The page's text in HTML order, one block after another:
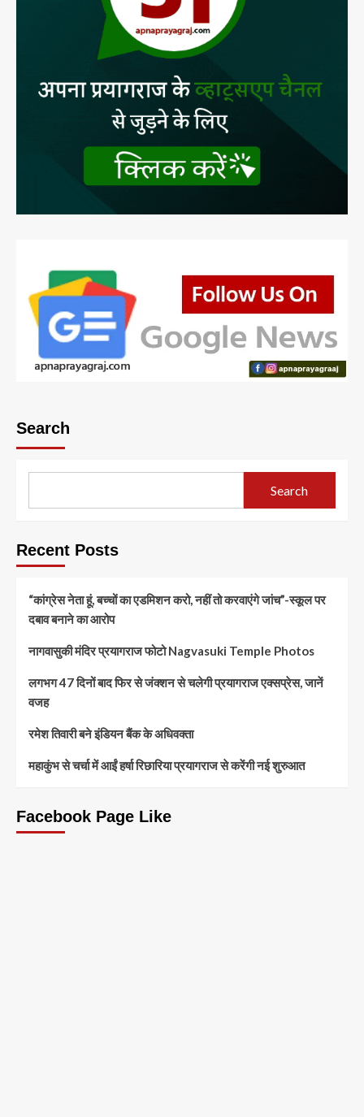
Search
Search
Recent Posts
“कांग्रेस नेता हूं, बच्चों का एडमिशन करो, नहीं तो करवाएंगे जांच”-स्कूल पर
दबाव बनाने का आरोप
नागवासुकी मंदिर प्रयागराज फोटो Nagvasuki Temple Photos
लगभग 47 दिनों बाद फिर से जंक्शन से चलेगी प्रयागराज एक्सप्रेस, जानें
वजह
रमेश तिवारी बने इंडियन बैंक के अधिवक्ता
महाकुंभ से चर्चा में आईं हर्षा रिछारिया प्रयागराज से करेंगी नई शुरुआत
Facebook Page Like